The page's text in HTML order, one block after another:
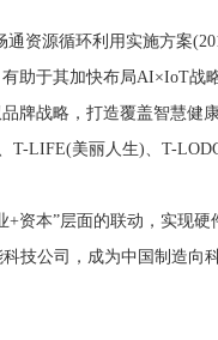
源循环利用实施方案
助于其加快布局AI×IoT战
牌战略，打造覆盖智慧健
T-LIFE(美丽人生)、T-
本”层面的联动，实现硬
技公司，成为中国制造向